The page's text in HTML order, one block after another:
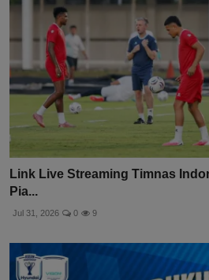
Link Live Streaming Timnas
Pia...
Jul 31, 2026 0 9